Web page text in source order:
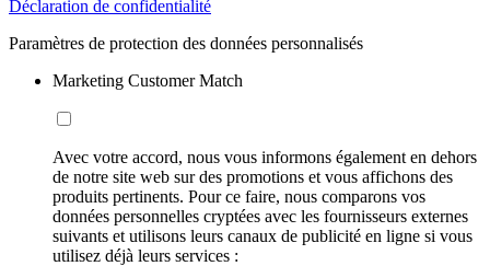
Déclaration de confidentialité
Paramètres de protection des données personnalisés
Marketing Customer Match
Avec votre accord, nous vous informons également en dehors
de notre site web sur des promotions et vous affichons des
produits pertinents. Pour ce faire, nous comparons vos
données personnelles cryptées avec les fournisseurs externes
suivants et utilisons leurs canaux de publicité en ligne si vous
utilisez déjà leurs services :